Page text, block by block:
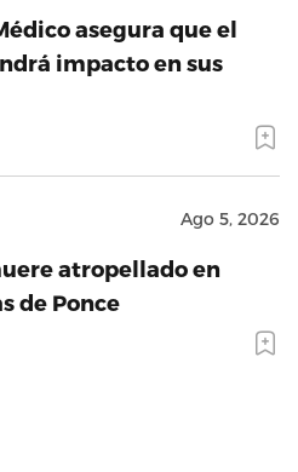
asegura que el
impacto en sus
Ago 5, 2026
atropellado en
de Ponce